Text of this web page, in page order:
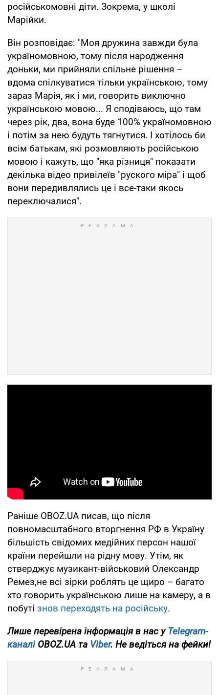
російськомовні діти. Зокрема, у школі
Марійки.
Він розповідає: "Моя дружина завжди була
україномовною, тому після народження
доньки, ми прийняли спільне рішення –
вдома спілкуватися тільки українською, тому
зараз Марія, як і ми, говорить виключно
українською мовою... Я сподіваюсь, що там
через рік, два, вона буде 100% україномовною
і потім за нею будуть тягнутися. І хотілось би
всім батькам, які розмовляють російською
мовою і кажуть, що "яка різниця" показати
декілька відео привілеїв "руского міра" і щоб
вони передивлялись це і все-таки якось
переключалися".
Раніше OBOZ.UA писав, що після
повномасштабного вторгнення РФ в Україну
більшість свідомих медійних персон нашої
країни перейшли на рідну мову. Утім, як
стверджує музикант-військовий Олександр
Ремез,не всі зірки роблять це щиро – багато
хто говорить українською лише на камеру, а в
побуті знов переходять на російську.
Лише перевірена інформація в нас уTelegram-
каналіOBOZ.UA та Viber. Не ведіться на фейки!